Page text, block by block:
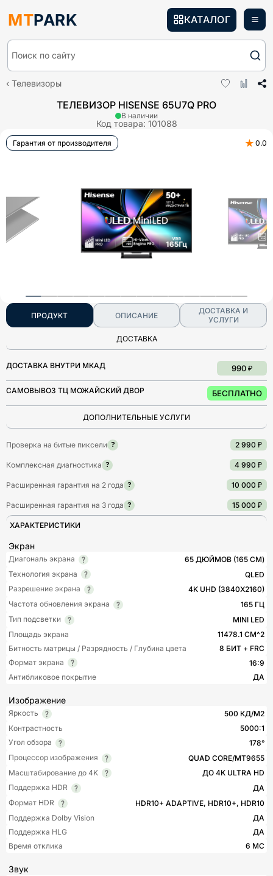
MTPARK
Поиск по сайту
КАТАЛОГ
Телевизоры
ТЕЛЕВИЗОР HISENSE 65U7Q PRO
Код товара: 101088
В наличии
Гарантия от производителя ★ 0.0
ПРОДУКТ ОПИСАНИЕ
ДОСТАВКА И
УСЛУГИ
ДОСТАВКА
ДОСТАВКА ВНУТРИ МКАД 990 ₽
САМОВЫВОЗ ТЦ МОЖАЙСКИЙ ДВОР БЕСПЛАТНО
ДОПОЛНИТЕЛЬНЫЕ УСЛУГИ
Проверка на битые пиксели ? 2 990 ₽
Комплексная диагностика ? 4 990 ₽
Расширенная гарантия на 2 года ? 10 000 ₽
Расширенная гарантия на 3 года ? 15 000 ₽
ХАРАКТЕРИСТИКИ
Экран
Диагональ экрана
65 ДЮЙМОВ (165 СМ)
Технология экрана
QLED
Разрешение экрана
4K UHD (3840X2160)
Частота обновления экрана
165 ГЦ
Тип подсветки
MINI LED
Площадь экрана
11478.1 СМ^2
Битность матрицы / Разрядность / Глубина цвета
8 БИТ + FRC
Формат экрана
16:9
Антибликовое покрытие
ДА
Изображение
Яркость
500 КД/М2
Контрастность
5000:1
Угол обзора
178°
Процессор изображения
QUAD CORE/MT9655
Масштабирование до 4K
ДО 4K ULTRA HD
Поддержка HDR
ДА
Формат HDR
HDR10+ ADAPTIVE, HDR10+, HDR10
Поддержка Dolby Vision
ДА
Поддержка HLG
ДА
Время отклика
6 МС
Звук